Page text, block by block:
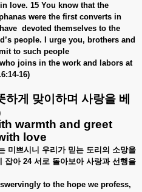
love. 15 You know that the
were the first converts in
devoted themselves to the
people. I urge you, brothers and
to such people
joins in the work and labors at
16)
하게 맞이하며 사랑을 베
warmth and greet
love
미쁘시니 우리가 믿는 도리의 소망을
잡아24 서로 돌아보아 사랑과 선행을
to the hope we profess,